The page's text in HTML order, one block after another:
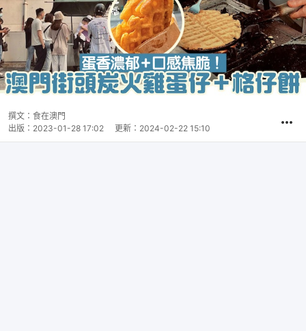
撰文： 食在澳門
出版： 2023-01-28 17:02 更新： 2024-02-22 15:10